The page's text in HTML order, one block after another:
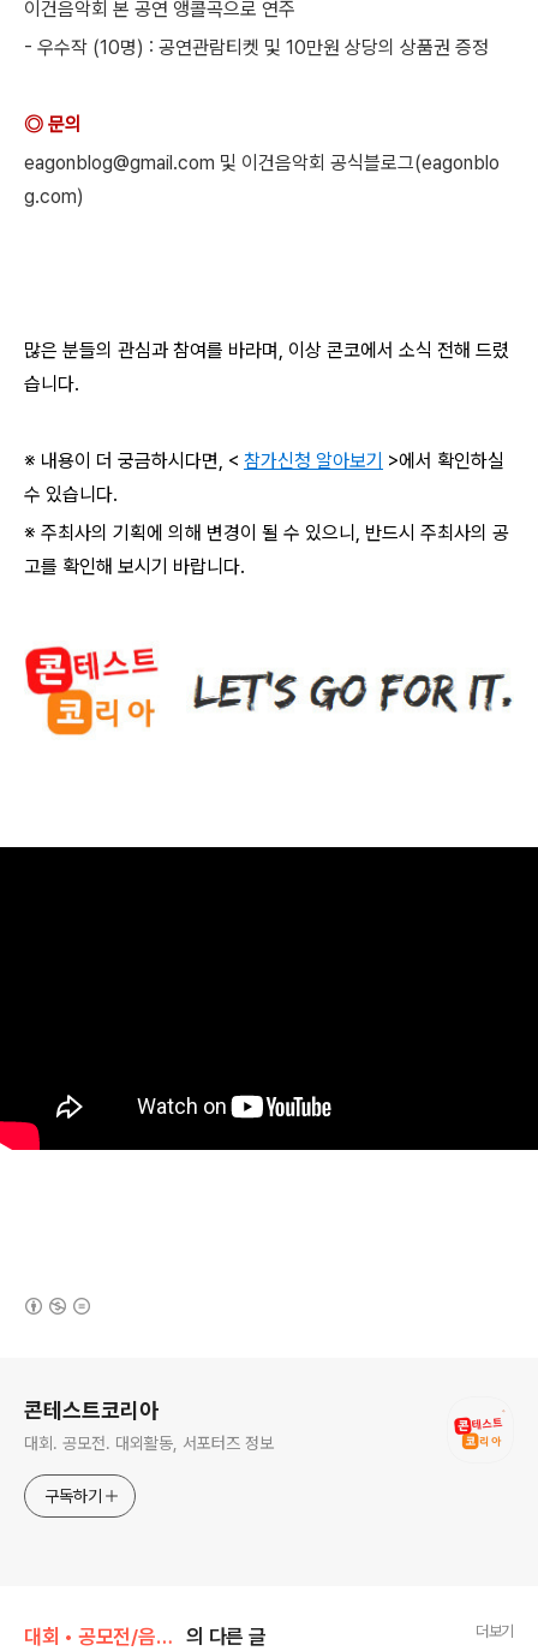
이건음악회 본 공연 앵콜곡으로 연주
- 우수작 (10명) : 공연관람티켓 및 10만원 상당의 상품권 증정
◎ 문의
eagonblog@gmail.com 및 이건음악회 공식블로그(eagonblo
g.com)
많은 분들의 관심과 참여를 바라며, 이상 콘코에서 소식 전해 드렸
습니다.
※ 내용이 더 궁금하시다면, < 참가신청 알아보기 >에서 확인하실
수 있습니다.
※ 주최사의 기획에 의해 변경이 될 수 있으니, 반드시 주최사의 공
고를 확인해 보시기 바랍니다.
콘테스트코리아
대회. 공모전. 대외활동, 서포터즈 정보
구독하기
대회 • 공모전/음악 • 가요 • 댄스 의 다른 글 더보기